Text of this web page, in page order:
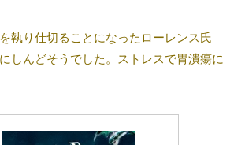
執り仕切ることになったローレンス氏
しんどそうでした。ストレスで胃潰瘍に